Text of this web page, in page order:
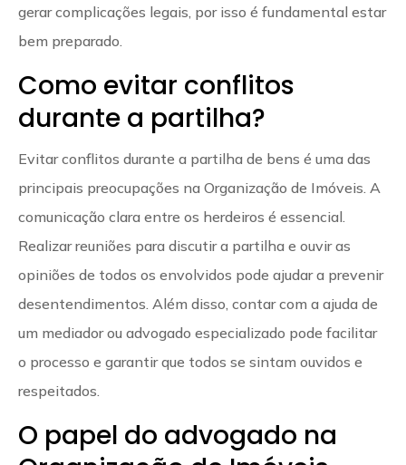
gerar complicações legais, por isso é fundamental estar
bem preparado.
Como evitar conflitos
durante a partilha?
Evitar conflitos durante a partilha de bens é uma das
principais preocupações na Organização de Imóveis. A
comunicação clara entre os herdeiros é essencial.
Realizar reuniões para discutir a partilha e ouvir as
opiniões de todos os envolvidos pode ajudar a prevenir
desentendimentos. Além disso, contar com a ajuda de
um mediador ou advogado especializado pode facilitar
o processo e garantir que todos se sintam ouvidos e
respeitados.
O papel do advogado na